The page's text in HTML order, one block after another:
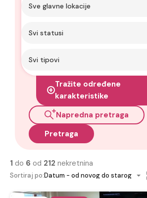
Sve glavne lokacije
Svi statusi
Svi tipovi
Tražite određene
karakteristike
Napredna pretraga
Pretraga
1 do 6 od 212 nekretnina
Sortiraj po:Datum - od novog do starog